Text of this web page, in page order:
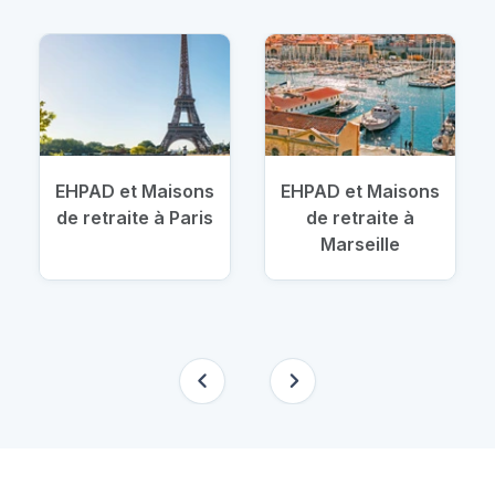
EHPAD et Maisons
de retraite à Paris
EHPAD et Maisons
de retraite à
Marseille